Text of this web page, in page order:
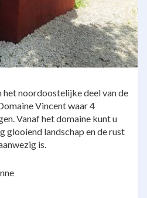
het noordoostelijke deel van de
Vincent waar 4
Vanaf het domaine kunt u
glooiend landschap en de rust
is.